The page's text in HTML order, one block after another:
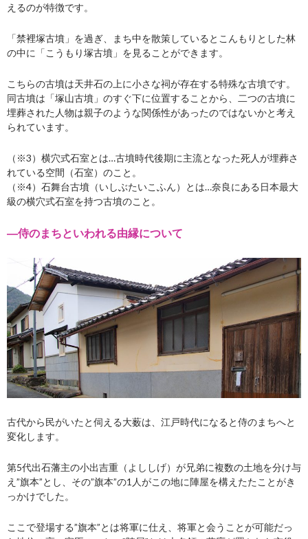
えるのが特徴です。
「禁裡塚古墳」を過ぎ、まち中を散策しているとこんもりとした林
の中に 「こうもり塚古墳」を見ることができます。
こちらの古墳は天井石の上に小さな祠が存在する特殊な古墳です。
同古墳は 「塚山古墳」のすぐ下に位置することから、二つの古墳に
埋葬された人物は親子のような関係性があったのではないかと考え
られています。
（※3）横穴式石室とは…古墳時代後期に主流となった死人が埋葬さ
れている空間（石室）のこと。
（※4）石舞台古墳（いしぶたいこふん）とは…奈良にある日本最大
級の横穴式石室を持つ古墳のこと。
―侍のまちといわれる由縁について
古代から民がいたと伺える大薮は、江戸時代になると侍のまちへと
変化します。
第5代出石藩主の小出吉重（よししげ）が兄弟に複数の土地を分け与
え”旗本”とし、その”旗本”の1人がこの地に陣屋を構えたた ことがき
っかけでした。
ここで登場する”旗本”とは将軍に仕え、将軍と会うことが可能だっ